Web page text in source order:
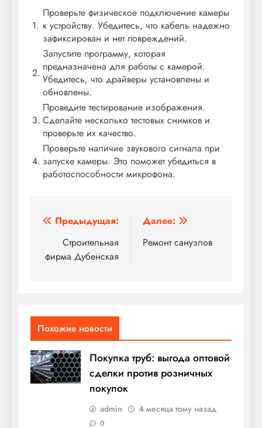
1.
Проверьте физическое подключение камеры
к устройству. Убедитесь, что кабель надежно
зафиксирован и нет повреждений.
2.
Запустите программу, которая
предназначена для работы с камерой.
Убедитесь, что драйверы установлены и
обновлены.
3.
Проведите тестирование изображения.
Сделайте несколько тестовых снимков и
проверьте их качество.
4.
Проверьте наличие звукового сигнала при
запуске камеры. Это поможет убедиться в
работоспособности микрофона.
Навигация
записям
Предыдущая:
Строительная
фирма Дубенская
Далее:
Ремонт санузлов
Похожие новости
Покупка труб: выгода оптовой
сделки против розничных
покупок
admin 4 месяца тому назад
0